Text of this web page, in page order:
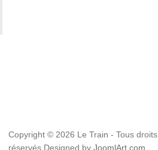
Copyright © 2026 Le Train - Tous droits
réservés Designed by JoomlArt.com